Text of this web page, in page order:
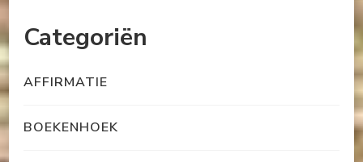
Categoriën
AFFIRMATIE
BOEKENHOEK